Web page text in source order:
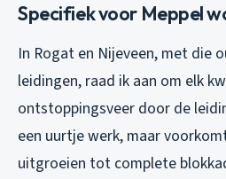
Specifiek voor Meppel
In Rogat en Nijeveen, met die
leidingen, raad ik aan om elk
ontstoppingsveer door de
een uurtje werk, maar
uitgroeien tot complete